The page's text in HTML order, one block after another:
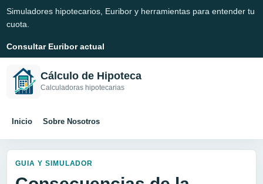
Simuladores hipotecarios, Euribor y herramientas para entender tu
cuota.
Consultar Euribor actual
Cálculo de Hipoteca
Calculadoras hipotecarias
Inicio Sobre Nosotros
GUIA Y SIMULADOR